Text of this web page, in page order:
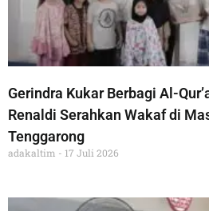
Gerindra Kukar Berbagi Al-
Renaldi Serahkan Wakaf di
Tenggarong
adakaltim 17 Juli 2026